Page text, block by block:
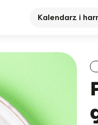
Kalendarz i